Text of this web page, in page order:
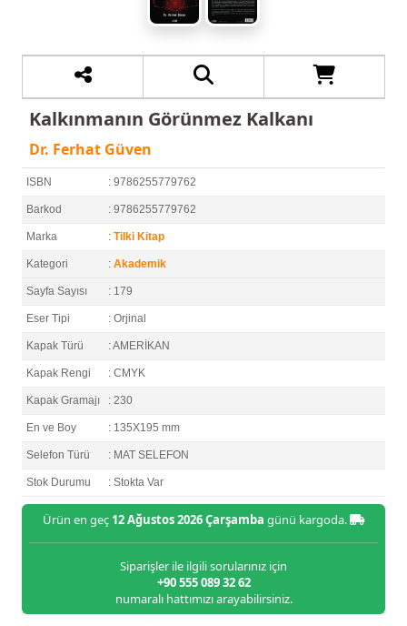
Kalkınmanın Görünmez Kalkanı
Dr. Ferhat Güven
ISBN : 9786255779762
Barkod : 9786255779762
Marka : Tilki Kitap
Kategori : Akademik
Sayfa Sayısı : 179
Eser Tipi : Orjinal
Kapak Türü : AMERİKAN
Kapak Rengi : CMYK
Kapak Gramajı : 230
En ve Boy : 135X195 mm
Selefon Türü : MAT SELEFON
Stok Durumu : Stokta Var
Ürün en geç 12 Ağustos 2026 Çarşamba günü kargoda.
Siparişler ile ilgili sorularınız için
+90 555 089 32 62
numaralı hattımızı arayabilirsiniz.